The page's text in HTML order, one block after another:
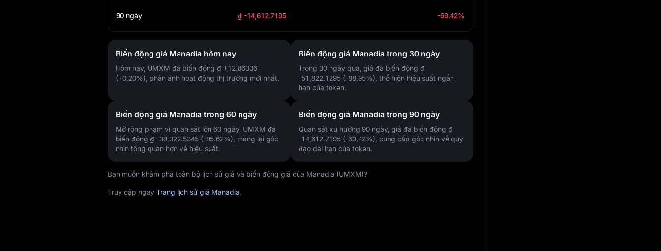
90 ngày ₫ -14,612.7195 -69.42%
Biến động giá Manadia hôm nay
Hôm nay, UMXM đã biến động ₫ +12.86336
(+0.20%) , phản ánh hoạt động thị trường mới nhất.
Biến động giá Manadia trong 30 ngày
Trong 30 ngày qua, giá đã biến động ₫
-51,822.1295 (-88.95%) , thể hiện hiệu suất ngắn
hạn của token.
Biến động giá Manadia trong 60 ngày
Mở rộng phạm vi quan sát lên 60 ngày, UMXM đã
biến động ₫ -38,322.5345 (-85.62%) , mang lại góc
nhìn tổng quan hơn về hiệu suất.
Biến động giá Manadia trong 90 ngày
Quan sát xu hướng 90 ngày, giá đã biến động ₫
-14,612.7195 (-69.42%) , cung cấp góc nhìn về quỹ
đạo dài hạn của token.
Bạn muốn khám phá toàn bộ lịch sử giá và biến động giá của Manadia (UMXM)?
Truy cập ngay Trang lịch sử giá Manadia.